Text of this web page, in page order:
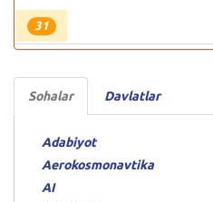
31
Sohalar Davlatlar
Adabiyot
Aerokosmonavtika
AI